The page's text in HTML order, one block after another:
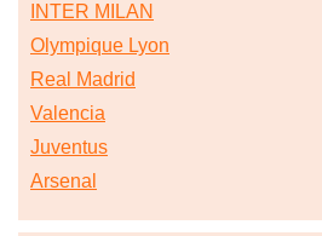
INTER MILAN
Olympique Lyon
Real Madrid
Valencia
Juventus
Arsenal